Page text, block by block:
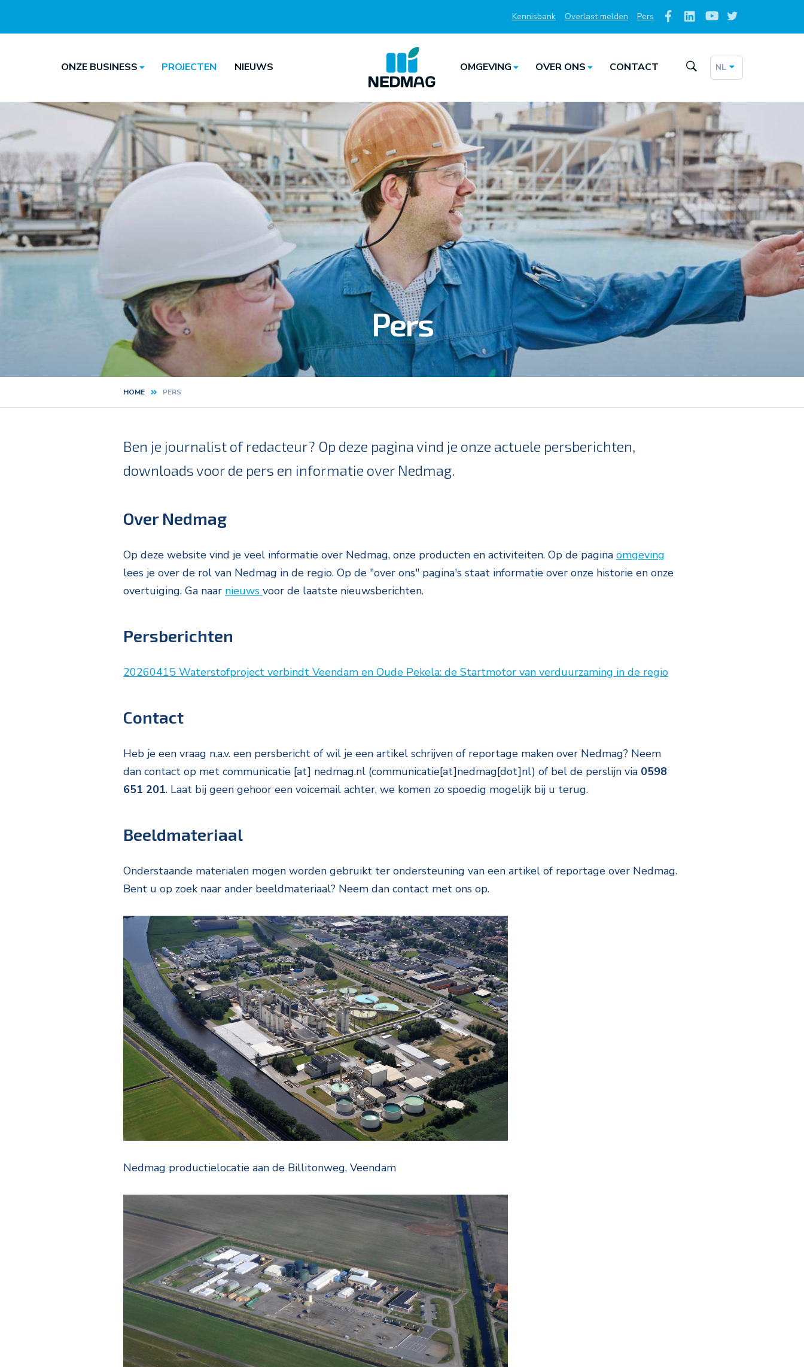
Kennisbank Overlast melden Pers
Social
Media
ONZE BUSINESS PROJECTEN NIEUWS OMGEVING OVER ONS CONTACT NL
Pers
Kruimelpad
HOME PERS
Ben je journalist of redacteur? Op deze pagina vind je onze actuele persberichten,
downloads voor de pers en informatie over Nedmag.
Over Nedmag
Op deze website vind je veel informatie over Nedmag, onze producten en activiteiten. Op de pagina omgeving
lees je over de rol van Nedmag in de regio. Op de "over ons" pagina's staat informatie over onze historie en onze
overtuiging. Ga naar nieuws voor de laatste nieuwsberichten.
Persberichten
20260415 Waterstofproject verbindt Veendam en Oude Pekela: de Startmotor van verduurzaming in de regio
Contact
Heb je een vraag n.a.v. een persbericht of wil je een artikel schrijven of reportage maken over Nedmag? Neem
dan contact op met communicatie [at] nedmag.nl (communicatie[at]nedmag[dot]nl) of bel de perslijn via 0598
651 201. Laat bij geen gehoor een voicemail achter, we komen zo spoedig mogelijk bij u terug.
Beeldmateriaal
Onderstaande materialen mogen worden gebruikt ter ondersteuning van een artikel of reportage over Nedmag.
Bent u op zoek naar ander beeldmateriaal? Neem dan contact met ons op.
Nedmag productielocatie aan de Billitonweg, Veendam